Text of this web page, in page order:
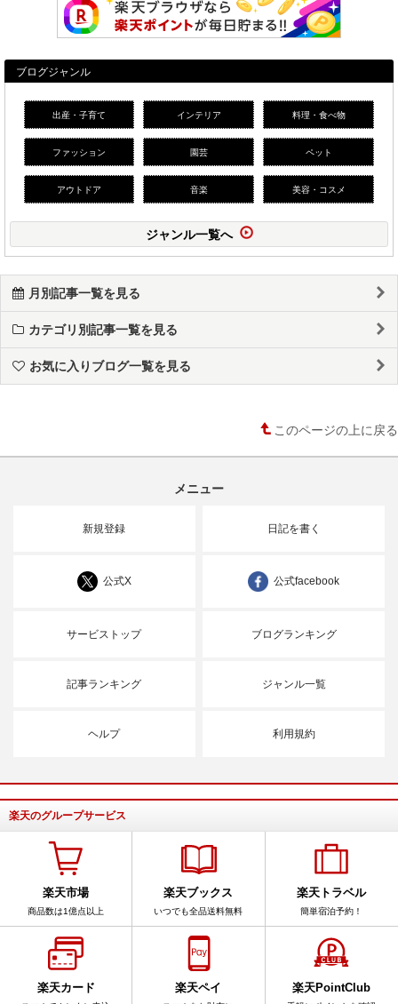
ブログジャンル
出産・子育て インテリア 料理・食べ物
ファッション 園芸 ペット
アウトドア 音楽 美容・コスメ
ジャンル一覧へ
月別記事一覧を見る
カテゴリ別記事一覧を見る
お気に入りブログ一覧を見る
このページの上に戻る
メニュー
新規登録 日記を書く
公式X 公式facebook
サービストップ ブログランキング
記事ランキング ジャンル一覧
ヘルプ 利用規約
楽天のグループサービス
楽天市場
商品数は1億点以上
楽天ブックス
いつでも全品送料無料
楽天トラベル
簡単宿泊予約！
楽天カード 楽天ペイ 楽天PointClub